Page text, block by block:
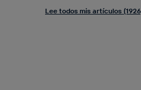
Lee todos mis artículos